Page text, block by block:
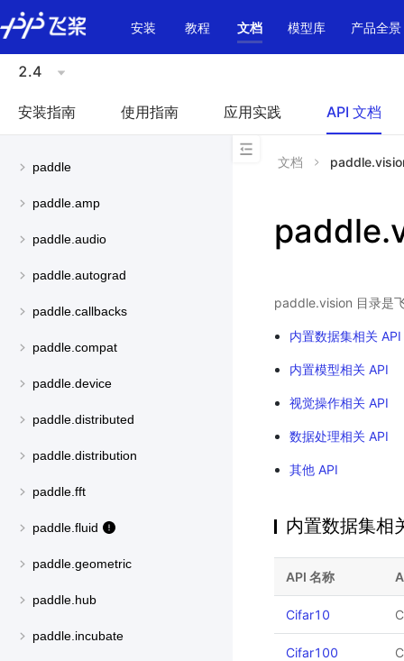
\u200E
安装
教程 文档 模型库 产品全景
2.4
安装指南 使用指南 应用实践 API 文档
paddle
paddle.amp
paddle.audio
paddle.autograd
paddle.callbacks
paddle.compat
paddle.device
paddle.distributed
paddle.distribution
paddle.fft
paddle.fluid
paddle.geometric
paddle.hub
paddle.incubate
文档
paddle.vision 目录是
内置数据集相关 API
内置模型相关 API
视觉操作相关 API
数据处理相关 API
其他 API
内置数据集相
API 名称
Cifar10
Cifar100